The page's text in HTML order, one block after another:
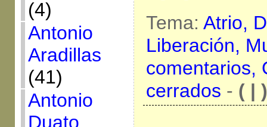
(4)
Antonio
Aradillas
(41)
Antonio
Duato
Tema: Atrio,
Liberación,
comentarios,
cerrados - ( | )